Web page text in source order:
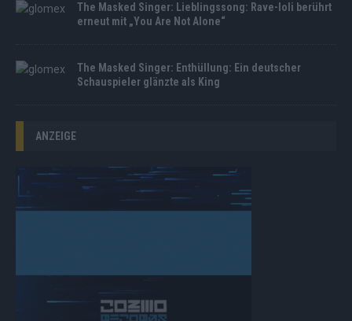
The Masked Singer: Lieblingssong: Rave-Ioli berührt
erneut mit „You Are Not Alone“
The Masked Singer: Enthüllung: Ein deutscher
Schauspieler glänzte als King
ANZEIGE